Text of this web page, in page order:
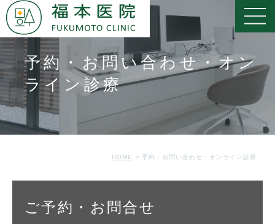
予約・お問い合わせ・オン
ライン診療
HOME 予約・お問い合わせ・オンライン診療
ご予約・お問合せ